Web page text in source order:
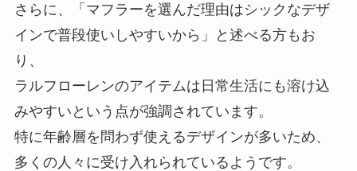
さらに、「マフラーを選んだ理由はシックなデザ
インで普段使いしやすいから」と述べる方もお
り、
ラルフローレンのアイテムは日常生活にも溶け込
みやすいという点が強調されています。
特に年齢層を問わず使えるデザインが多いため、
多くの人々に受け入れられているようです。